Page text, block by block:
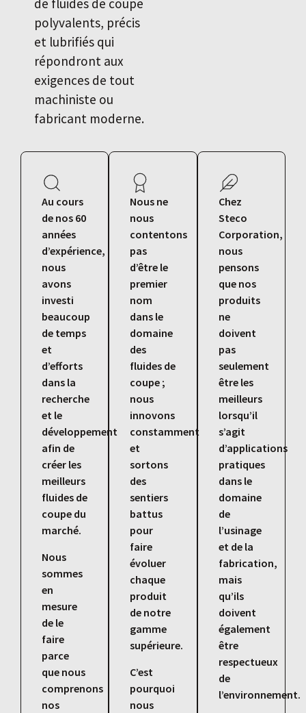
de fluides de coupe
polyvalents, précis
et lubrifiés qui
répondront aux
exigences de tout
machiniste ou
fabricant moderne.
Au cours
de nos 60
années
d’expérience,
nous
avons
investi
beaucoup
de temps
et
d’efforts
dans la
recherche
et le
développement
afin de
créer les
meilleurs
fluides de
coupe du
marché.
Nous
sommes
en
mesure
de le
faire
parce
que nous
comprenons
nos
Nous ne
nous
contentons
pas
d’être le
premier
nom
dans le
domaine
des
fluides de
coupe ;
nous
innovons
constamment
et
sortons
des
sentiers
battus
pour
faire
évoluer
chaque
produit
de notre
gamme
supérieure.
C’est
pourquoi
nous
Chez
Steco
Corporation,
nous
pensons
que nos
produits
ne
doivent
pas
seulement
être les
meilleurs
lorsqu’il
s’agit
d’applications
pratiques
dans le
domaine
de
l’usinage
et de la
fabrication,
mais
qu’ils
doivent
également
être
respectueux
de
l’environnement.